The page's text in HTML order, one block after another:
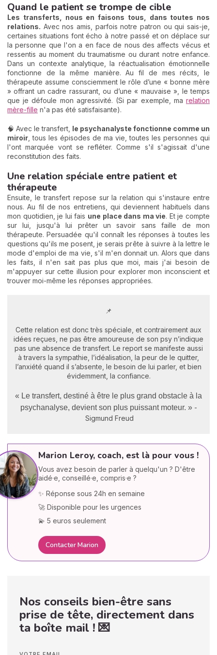
Quand le patient se trompe de cible
Les transferts, nous en faisons tous, dans toutes nos
relations. Avec nos amis, parfois notre patron ou qui sais-je,
certaines situations font écho à notre passé et on déplace sur
la personne que l'on a en face de nous des affects vécus et
ressentis au moment du traumatisme ou durant notre enfance.
Dans un contexte analytique, la réactualisation émotionnelle
fonctionne de la même manière. Au fil de mes récits, le
thérapeute assume consciemment le rôle d’une « bonne mère
» offrant un cadre rassurant, ou d’une « mauvaise », le temps
que je défoule mon agressivité. (Si par exemple, ma relation
mère-fille n'a pas été satisfaisante).
🧠 Avec le transfert, le psychanalyste fonctionne comme un
miroir , tous les épisodes de ma vie, toutes les personnes qui
l'ont marquée vont se refléter. Comme s'il s'agissait d'une
reconstitution des faits.
Une relation spéciale entre patient et
thérapeute
Ensuite, le transfert repose sur la relation qui s'instaure entre
nous. Au fil de nos entretiens, qui deviennent habituels dans
mon quotidien, je lui fais une place dans ma vie. Et je compte
sur lui, jusqu'à lui prêter un savoir sans faille de mon
thérapeute. Persuadée qu'il connaît les réponses à toutes les
questions qu'ils me posent, je serais prête à suivre à la lettre le
mode d'emploi de ma vie, s'il m'en donnait un. Alors que dans
les faits, il n'en sait pas plus que moi, mais j'ai besoin de
m'appuyer sur cette illusion pour explorer mon inconscient et
trouver moi-même les réponses appropriées.
📌
Cette relation est donc très spéciale, et contrairement aux
idées reçues, ne pas être amoureuse de son psy n’indique
pas une absence de transfert. Le report se manifeste aussi
à travers la sympathie, l’idéalisation, la peur de le quitter,
l’anxiété quand il s’absente, le besoin de lui parler, et bien
évidemment, la confiance.
« Le transfert, destiné à être le plus grand obstacle à la
psychanalyse, devient son plus puissant moteur. » -
Sigmund Freud
Marion Leroy, coach, est là pour vous !
Vous avez besoin de parler à quelqu'un ? D'être
aidé·e, conseillé·e, compris·e ?
✨ Réponse sous 24h en semaine
🚀 Disponible pour les urgences
💫 5 euros seulement
Contacter Marion
Nos conseils bien-être sans
prise de tête, directement dans
ta boîte mail ! 💌